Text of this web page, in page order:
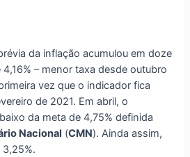
da inflação acumulou em doze
– menor taxa desde outubro
vez que o indicador fica
de 2021. Em abril, o
da meta de 4,75% definida
Nacional (CMN). Ainda assim,